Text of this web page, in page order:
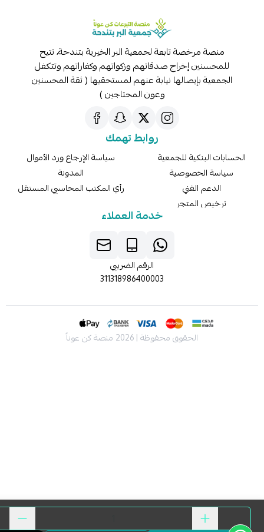
منصة مرخصة تابعة لجمعية البر الخيرية بتندحة، تتيح
إخراج صدقاتهم وزكواتهم وكفاراتهم وتتكفل
بإيصالها نيابة عنهم لمستحقيها ( ثقة المحسنين
وعون المحتاجين )
روابط تهمك
البنكية للجمعية
الخصوصية
الدعم الفني
ترخيص المتجر
سياسة الإرجاع ورد الأموال
رأي المكتب المحاسبي المستقل
خدمة العملاء
الرقم الضريبي
311318986400003
الحقوق محفوظة | 2026 منصة كن عوناً